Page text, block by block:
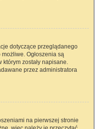
dotyczące przeglądanego
Ogłoszenia są
zostały napisane.
przez administratora
na pierwszej stronie